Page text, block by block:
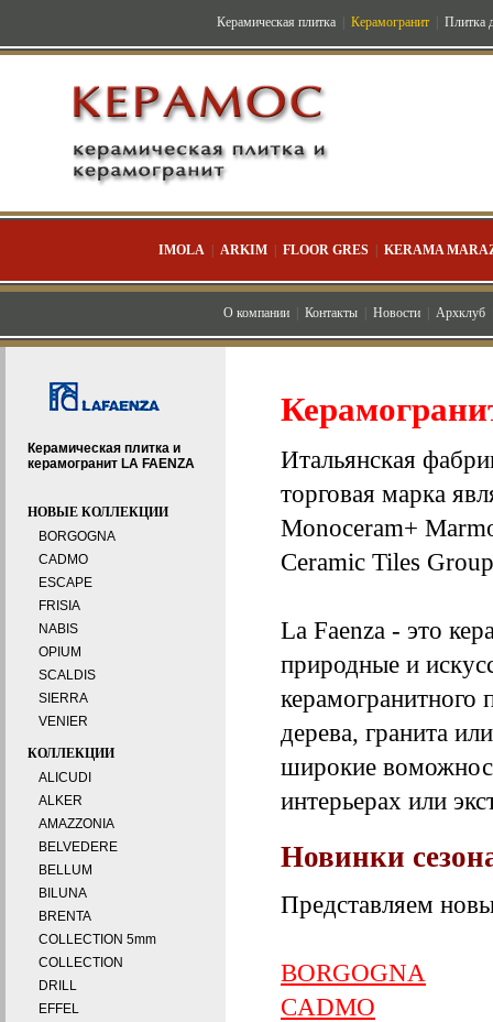
Керамическая плитка Керамогранит Плитка
IMOLA| ARKIM| FLOOR GRES| KERAMA
О компании| Контакты| Новости| Архклуб
Керамическая плитка и
керамогранит LA FAENZA
НОВЫЕ КОЛЛЕКЦИИ
BORGOGNA
CADMO
ESCAPE
FRISIA
NABIS
OPIUM
SCALDIS
SIERRA
VENIER
КОЛЛЕКЦИИ
ALICUDI
ALKER
AMAZZONIA
BELVEDERE
BELLUM
BILUNA
BRENTA
COLLECTION 5mm
COLLECTION
DRILL
EFFEL
Итальянская
торговая марка
Monoceram+
Ceramic Tiles
La Faenza - это
природные и
керамогранитного
дерева, гранита
широкие
интерьерах или
Новинки
Представляем
BORGOGNA
CADMO